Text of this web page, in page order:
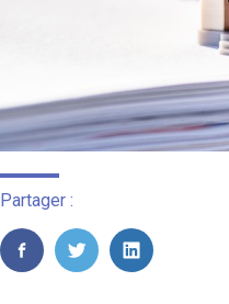
Partager :
FaceBook
TwitterLinkedIn